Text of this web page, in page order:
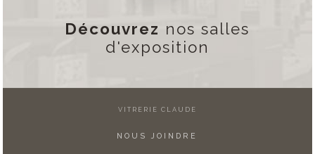
Découvrez nos salles
d'exposition
VITRERIE CLAUDE
NOUS JOINDRE